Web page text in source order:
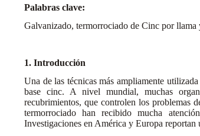
Palabras clave:
Galvanizado, termorrociado de Cinc por llama
1. Introducción
Una de las técnicas más ampliamente
base cinc. A nivel mundial, muchas
recubrimientos, que controlen los problemas
termorrociado han recibido mucha
Investigaciones en América y Europa reportan